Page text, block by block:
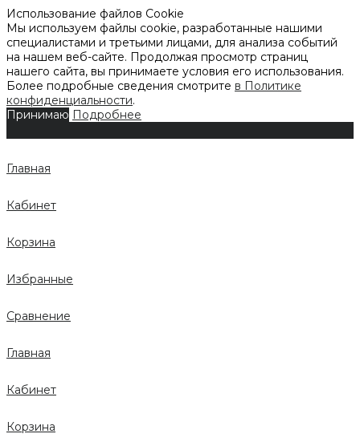
Использование файлов Cookie
Мы используем файлы cookie, разработанные нашими
специалистами и третьими лицами, для анализа событий
на нашем веб-сайте. Продолжая просмотр страниц
нашего сайта, вы принимаете условия его использования.
Более подробные сведения смотрите в Политике
конфиденциальности.
Принимаю Подробнее
Главная
Кабинет
Корзина
Избранные
Сравнение
Главная
Кабинет
Корзина